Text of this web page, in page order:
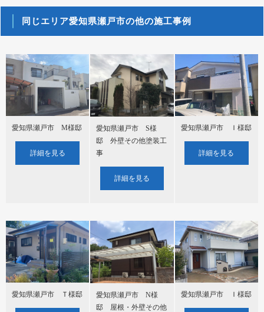
同じエリア愛知県瀬戸市の他の施工事例
愛知県瀬戸市 M様邸
詳細を見る
愛知県瀬戸市 S様
邸 外壁その他塗装工
事
詳細を見る
愛知県瀬戸市 Ｉ様邸
詳細を見る
愛知県瀬戸市 Ｔ様邸
愛知県瀬戸市 N様
邸 屋根・外壁その他
愛知県瀬戸市 Ｉ様邸